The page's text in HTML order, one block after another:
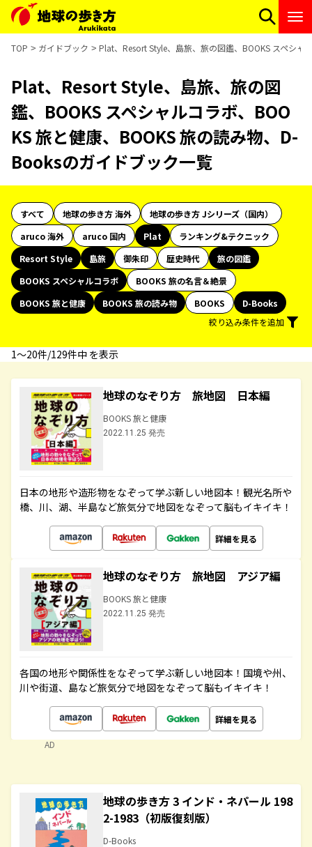
TOP ガイドブック Plat、Resort Style、島旅、旅の図鑑、BOOKS スペシ
Plat、Resort Style、島旅、旅の図
鑑、BOOKS スペシャルコラボ、BOO
KS 旅と健康、BOOKS 旅の読み物、D-
Booksのガイドブック一覧
すべて 地球の歩き方 海外
地球の歩き方 Jシリーズ（国内）
aruco 海外
aruco 国内 Plat
ランキング&テクニック
Resort Style
島旅 御朱印 歴史時代
旅の図鑑
BOOKS スペシャルコラボ
BOOKS 旅の名言＆絶景
BOOKS 旅と健康
BOOKS 旅の読み物 BOOKS
D-Books
絞り込み条件を追加
1〜20件/129件中 を表示
地球のなぞり方 旅地図 日本編
BOOKS 旅と健康
2022.11.25 発売
日本の地形や造形物をなぞって学ぶ新しい地図本！観光名所や
橋、川、湖、半島など旅気分で地図をなぞって脳もイキイキ！
詳細を見る
地球のなぞり方 旅地図 アジア編
BOOKS 旅と健康
2022.11.25 発売
各国の地形や関係性をなぞって学ぶ新しい地図本！国境や州、
川や街道、島など旅気分で地図をなぞって脳もイキイキ！
詳細を見る
AD
地球の歩き方 3 インド・ネパール 198
2-1983（初版復刻版）
D-Books